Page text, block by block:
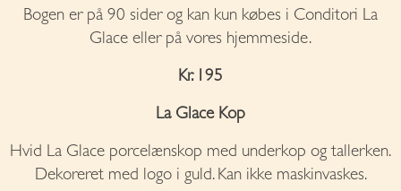
Bogen er på 90 sider og kan kun købes i Conditori La
Glace eller på vores hjemmeside.
Kr. 195
La Glace Kop
Hvid La Glace porcelænskop med underkop og tallerken.
Dekoreret med logo i guld. Kan ikke maskinvaskes.